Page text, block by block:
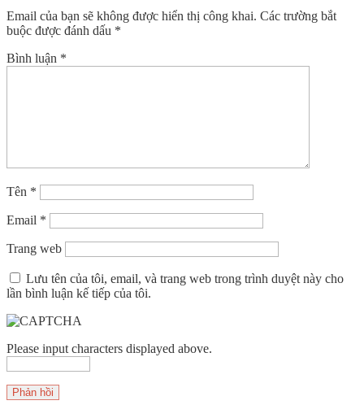
Email của bạn sẽ không được hiển thị công khai. Các trường bắt
buộc được đánh dấu *
Bình luận *
Tên *
Email *
Trang web
Lưu tên của tôi, email, và trang web trong trình duyệt này cho
lần bình luận kế tiếp của tôi.
Please input characters displayed above.